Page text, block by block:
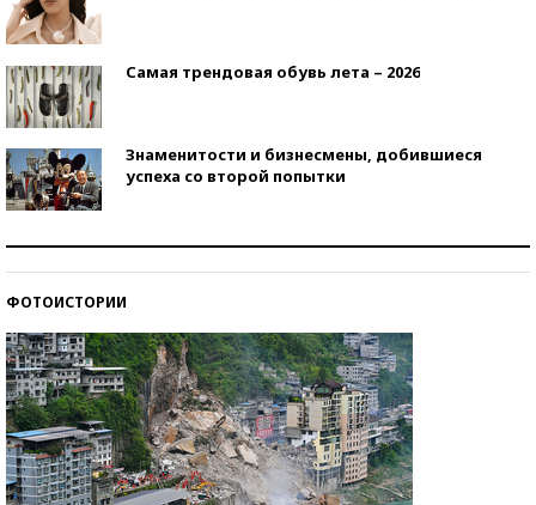
Самая трендовая обувь лета – 2026
Знаменитости и бизнесмены, добившиеся
успеха со второй попытки
ФОТОИСТОРИИ